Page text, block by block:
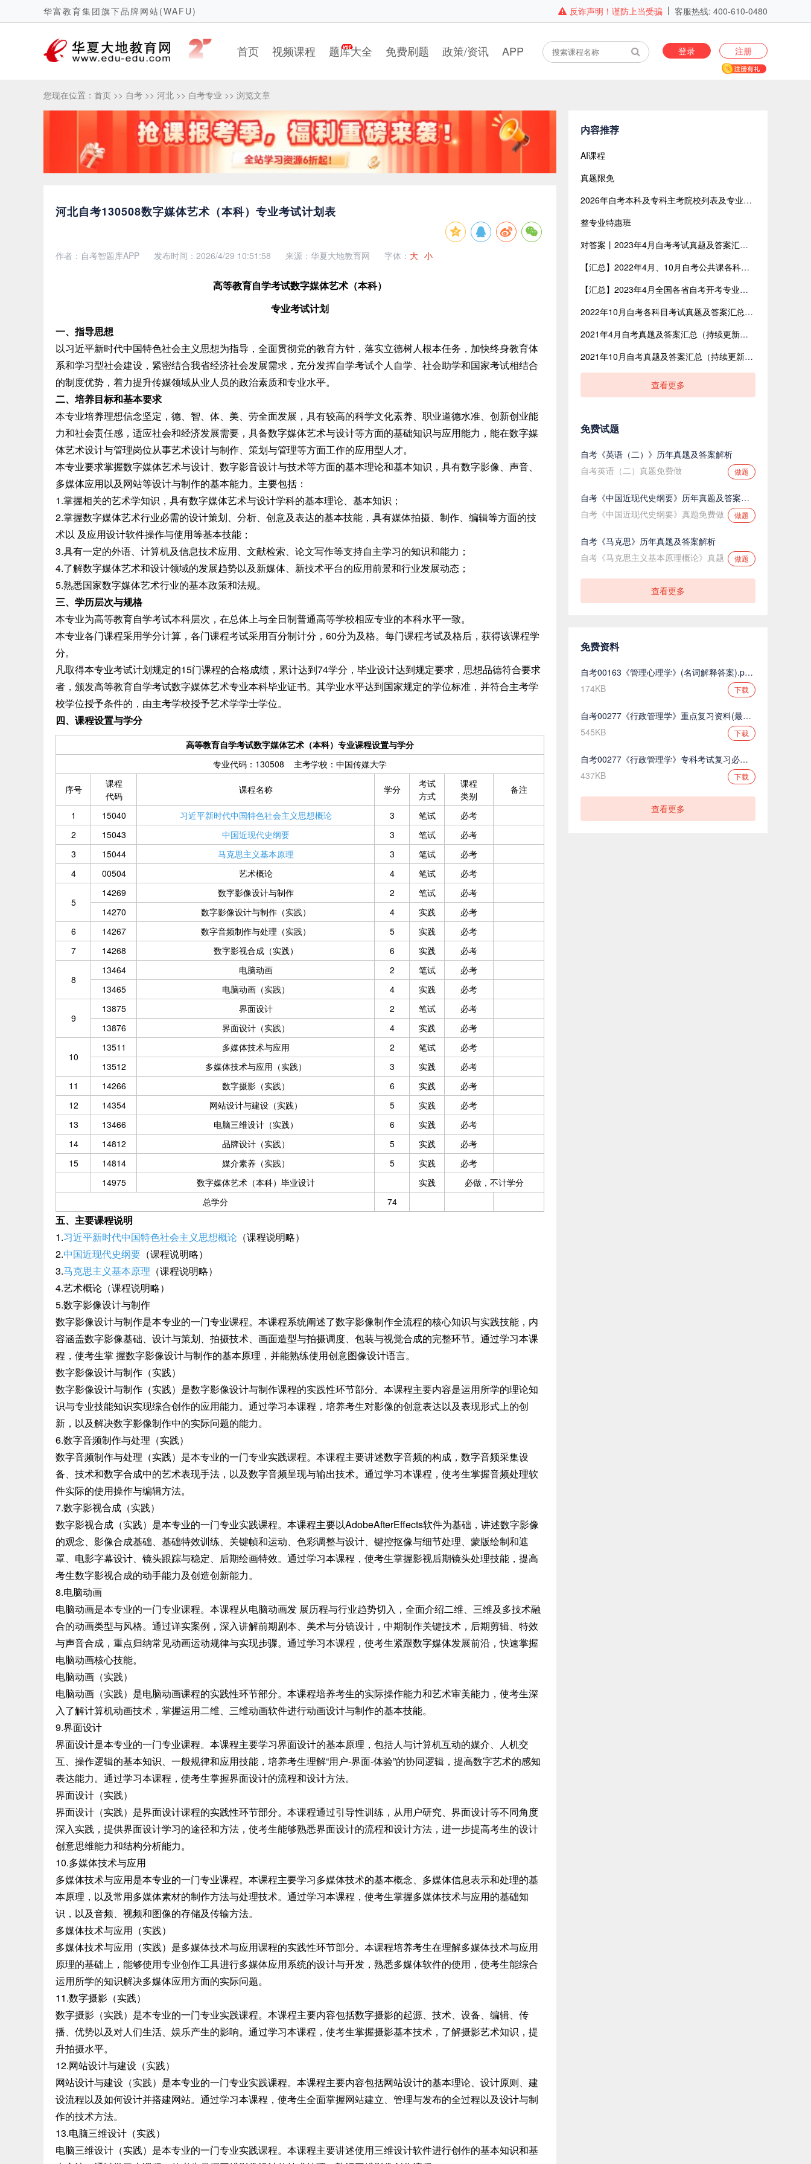
华富教育集团旗下品牌网站(WAFU) 客服热线: 400-610-0480
反诈声明！谨防上当受骗
首页 视频课程 题库大全 免费刷题 政策/资讯 APP 登录 注册
您现在位置： 首页 >> 自考 >> 河北 >> 自考专业 >> 浏览文章
河北自考130508数字媒体艺术（本科）专业考试计划表
作者：自考智题库APP 发布时间：2026/4/29 10:51:58 来源：华夏大地教育网 字体： 大 小
高等教育自学考试数字媒体艺术（本科）
专业考试计划
一、指导思想
以习近平新时代中国特色社会主义思想为指导，全面贯彻党的教育方针，落实立德树人根本任务，加快终身教育体
系和学习型社会建设，紧密结合我省经济社会发展需求，充分发挥自学考试个人自学、社会助学和国家考试相结合
的制度优势，着力提升传媒领域从业人员的政治素质和专业水平。
二、培养目标和基本要求
本专业培养理想信念坚定，德、智、体、美、劳全面发展，具有较高的科学文化素养、职业道德水准、创新创业能
力和社会责任感，适应社会和经济发展需要，具备数字媒体艺术与设计等方面的基础知识与应用能力，能在数字媒
体艺术设计与管理岗位从事艺术设计与制作、策划与管理等方面工作的应用型人才。
本专业要求掌握数字媒体艺术与设计、数字影音设计与技术等方面的基本理论和基本知识，具有数字影像、声音、
多媒体应用以及网站等设计与制作的基本能力。主要包括：
1.掌握相关的艺术学知识，具有数字媒体艺术与设计学科的基本理论、基本知识；
2.掌握数字媒体艺术行业必需的设计策划、分析、创意及表达的基本技能，具有媒体拍摄、制作、编辑等方面的技
术以 及应用设计软件操作与使用等基本技能；
3.具有一定的外语、计算机及信息技术应用、文献检索、论文写作等支持自主学习的知识和能力；
4.了解数字媒体艺术和设计领域的发展趋势以及新媒体、新技术平台的应用前景和行业发展动态；
5.熟悉国家数字媒体艺术行业的基本政策和法规。
三、学历层次与规格
本专业为高等教育自学考试本科层次，在总体上与全日制普通高等学校相应专业的本科水平一致。
本专业各门课程采用学分计算，各门课程考试采用百分制计分，60分为及格。每门课程考试及格后，获得该课程学
分。
凡取得本专业考试计划规定的15门课程的合格成绩，累计达到74学分，毕业设计达到规定要求，思想品德符合要求
者，颁发高等教育自学考试数字媒体艺术专业本科毕业证书。其学业水平达到国家规定的学位标准，并符合主考学
校学位授予条件的，由主考学校授予艺术学学士学位。
四、课程设置与学分
高等教育自学考试数字媒体艺术（本科）专业课程设置与学分
专业代码：130508 主考学校：中国传媒大学
序号
课程
代码
课程名称 学分
考试
方式
课程
类别
备注
1 15040 习近平新时代中国特色社会主义思想概论 3 笔试
必考
2
15043 中国近现代史纲要 3 笔试
必考
3
15044 马克思主义基本原理 3 笔试
必考
4
00504 艺术概论 4 笔试 必考
5
14269 数字影像设计与制作 2 笔试
必考
14270
数字影像设计与制作（实践） 4 实践
必考
6
14267 数字音频制作与处理（实践） 5 实践
必考
7
14268 数字影视合成（实践） 6 实践 必考
8
13464 电脑动画 2 笔试
必考
13465
电脑动画（实践） 4 实践 必考
9
13875 界面设计 2 笔试
必考
13876
界面设计（实践） 4 实践 必考
10
13511 多媒体技术与应用 2 笔试
必考
13512
多媒体技术与应用（实践） 3 实践
必考
11
14266 数字摄影（实践） 6 实践
必考
12
14354 网站设计与建设（实践） 5 实践
必考
13
13466 电脑三维设计（实践） 6 实践
必考
14
14812 品牌设计（实践） 5 实践
必考
15
14814 媒介素养（实践） 5 实践
必考
14975
数字媒体艺术（本科）毕业设计 实践
必做，不计学分
总学分
74
五、主要课程说明
1.习近平新时代中国特色社会主义思想概论 （课程说明略）
2.中国近现代史纲要 （课程说明略）
3.马克思主义基本原理 （课程说明略）
4.艺术概论（课程说明略）
5.数字影像设计与制作
数字影像设计与制作是本专业的一门专业课程。本课程系统阐述了数字影像制作全流程的核心知识与实践技能，内
容涵盖数字影像基础、设计与策划、拍摄技术、画面造型与拍摄调度、包装与视觉合成的完整环节。通过学习本课
程，使考生掌 握数字影像设计与制作的基本原理，并能熟练使用创意图像设计语言。
数字影像设计与制作（实践）
数字影像设计与制作（实践）是数字影像设计与制作课程的实践性环节部分。本课程主要内容是运用所学的理论知
识与专业技能知识实现综合创作的应用能力。通过学习本课程，培养考生对影像的创意表达以及表现形式上的创
新，以及解决数字影像制作中的实际问题的能力。
6.数字音频制作与处理（实践）
数字音频制作与处理（实践）是本专业的一门专业实践课程。本课程主要讲述数字音频的构成，数字音频采集设
备、技术和数字合成中的艺术表现手法，以及数字音频呈现与输出技术。通过学习本课程，使考生掌握音频处理软
件实际的使用操作与编辑方法。
7.数字影视合成（实践）
数字影视合成（实践）是本专业的一门专业实践课程。本课程主要以AdobeAfterEffects软件为基础，讲述数字影像
的观念、影像合成基础、基础特效训练、关键帧和运动、色彩调整与设计、键控抠像与细节处理、蒙版绘制和遮
罩、电影字幕设计、镜头跟踪与稳定、后期绘画特效。通过学习本课程，使考生掌握影视后期镜头处理技能，提高
考生数字影视合成的动手能力及创造创新能力。
8.电脑动画
电脑动画是本专业的一门专业课程。本课程从电脑动画发 展历程与行业趋势切入，全面介绍二维、三维及多技术融
合的动画类型与风格。通过详实案例，深入讲解前期剧本、美术与分镜设计，中期制作关键技术，后期剪辑、特效
与声音合成，重点归纳常见动画运动规律与实现步骤。通过学习本课程，使考生紧跟数字媒体发展前沿，快速掌握
电脑动画核心技能。
电脑动画（实践）
电脑动画（实践）是电脑动画课程的实践性环节部分。本课程培养考生的实际操作能力和艺术审美能力，使考生深
入了解计算机动画技术，掌握运用二维、三维动画软件进行动画设计与制作的基本技能。
9.界面设计
界面设计是本专业的一门专业课程。本课程主要学习界面设计的基本原理，包括人与计算机互动的媒介、人机交
互、操作逻辑的基本知识、一般规律和应用技能，培养考生理解“用户-界面-体验”的协同逻辑，提高数字艺术的感知
表达能力。通过学习本课程，使考生掌握界面设计的流程和设计方法。
界面设计（实践）
界面设计（实践）是界面设计课程的实践性环节部分。本课程通过引导性训练，从用户研究、界面设计等不同角度
深入实践，提供界面设计学习的途径和方法，使考生能够熟悉界面设计的流程和设计方法，进一步提高考生的设计
创意思维能力和结构分析能力。
10.多媒体技术与应用
多媒体技术与应用是本专业的一门专业课程。本课程主要学习多媒体技术的基本概念、多媒体信息表示和处理的基
本原理，以及常用多媒体素材的制作方法与处理技术。通过学习本课程，使考生掌握多媒体技术与应用的基础知
识，以及音频、视频和图像的存储及传输方法。
多媒体技术与应用（实践）
多媒体技术与应用（实践）是多媒体技术与应用课程的实践性环节部分。本课程培养考生在理解多媒体技术与应用
原理的基础上，能够使用专业创作工具进行多媒体应用系统的设计与开发，熟悉多媒体软件的使用，使考生能综合
运用所学的知识解决多媒体应用方面的实际问题。
11.数字摄影（实践）
数字摄影（实践）是本专业的一门专业实践课程。本课程主要内容包括数字摄影的起源、技术、设备、编辑、传
播、优势以及对人们生活、娱乐产生的影响。通过学习本课程，使考生掌握摄影基本技术，了解摄影艺术知识，提
升拍摄水平。
12.网站设计与建设（实践）
网站设计与建设（实践）是本专业的一门专业实践课程。本课程主要内容包括网站设计的基本理论、设计原则、建
设流程以及如何设计并搭建网站。通过学习本课程，使考生全面掌握网站建立、管理与发布的全过程以及设计与制
作的技术方法。
13.电脑三维设计（实践）
电脑三维设计（实践）是本专业的一门专业实践课程。本课程主要讲述使用三维设计软件进行创作的基本知识和基
内容推荐
AI课程
真题限免
2026年自考本科及专科主考院校列表及专业目录（全国版）
整专业特惠班
对答案丨2023年4月自考考试真题及答案汇总【网友回忆版】
【汇总】2022年4月、10月自考公共课各科目考试真题及答案汇总（共含24科目）
【汇总】2023年4月全国各省自考开考专业与开考课程表
2022年10月自考各科目考试真题及答案汇总（网友回忆版）
2021年4月自考真题及答案汇总（持续更新中）
2021年10月自考真题及答案汇总（持续更新中）
查看更多
免费试题
自考《英语（二）》历年真题及答案解析
自考英语（二）真题免费做
做题
自考《中国近现代史纲要》历年真题及答案解析
自考《中国近现代史纲要》真题免费做
做题
自考《马克思》历年真题及答案解析
自考《马克思主义基本原理概论》真题
做题
查看更多
免费资料
自考00163《管理心理学》(名词解释答案).pdf.pdf
174KB
下载
自考00277《行政管理学》重点复习资料(最新整理).pdf.pdf
545KB
下载
自考00277《行政管理学》专科考试复习必备.pdf.pdf
437KB
下载
查看更多